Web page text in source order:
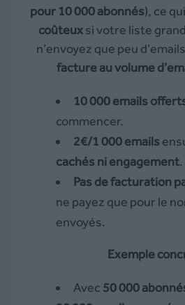
pour 10 000 abonnés), ce
coûteuxsi votre liste
n’envoyez que peu
facture au volume
10 000 emails
commencer.
2€/1 000 emails
cachés ni engagement.
Pas de facturation
ne payez que pour le
envoyés.
Exemple
Avec 50 000